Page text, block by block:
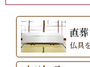
直
仏具